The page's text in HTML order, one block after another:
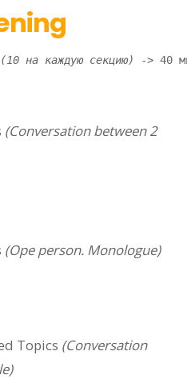
(10 на каждую секцию) -> 40
(Conversation between 2
(Ope person. Monologue)
Topics (Conversation